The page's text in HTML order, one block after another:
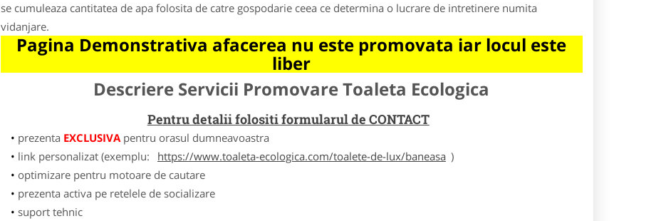
se cumuleaza cantitatea de apa folosita de catre gospodarie ceea ce determina o lucrare de intretinere numita
vidanjare.
Pagina Demonstrativa afacerea nu este promovata iar locul este
liber
Descriere Servicii Promovare Toaleta Ecologica
Pentru detalii folositi formularul de CONTACT
prezenta EXCLUSIVApentru orasul dumneavoastra
link personalizat (exemplu:
https://www.toaleta-ecologica.com/toalete-de-lux/baneasa )
optimizare pentru motoare de cautare
prezenta activa pe retelele de socializare
suport tehnic